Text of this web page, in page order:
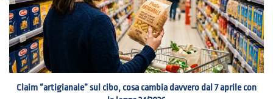
Claim “artigianale” sul cibo, cosa cambia davvero dal 7 aprile con